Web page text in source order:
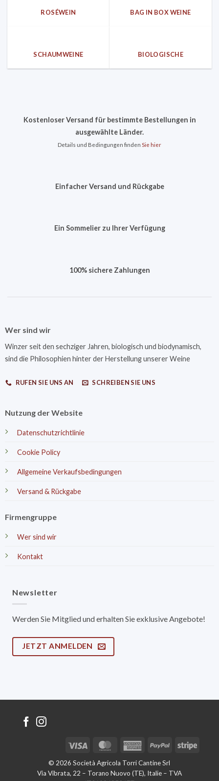
ROSÉWEIN BAG IN BOX WEINE
SCHAUMWEINE BIOLOGISCHE
Kostenloser Versand für bestimmte Bestellungen in
ausgewählte Länder.
Details und Bedingungen finden Sie hier
Einfacher Versand und Rückgabe
Ein Sommelier zu Ihrer Verfügung
100% sichere Zahlungen
Wer sind wir
Winzer seit den sechziger Jahren, biologisch und biodynamisch,
sind die Philosophien hinter der Herstellung unserer Weine
RUFEN SIE UNS AN SCHREIBEN SIE UNS
Nutzung der Website
Datenschutzrichtlinie
Cookie Policy
Allgemeine Verkaufsbedingungen
Versand & Rückgabe
Firmengruppe
Wer sind wir
Kontakt
Newsletter
Werden Sie Mitglied und erhalten Sie exklusive Angebote!
JETZT ANMELDEN
© 2026 Società Agricola Torri Cantine Srl
Via Vibrata, 22 – Torano Nuovo (TE), Italie – TVA
Visa MasterCardAmericanPayPal Stripe